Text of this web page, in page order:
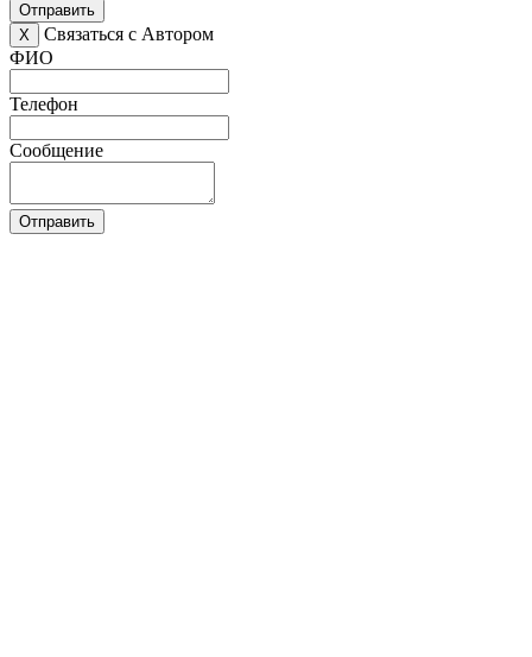
Отправить
X
Связаться с Автором
ФИО
Телефон
Сообщение
Отправить